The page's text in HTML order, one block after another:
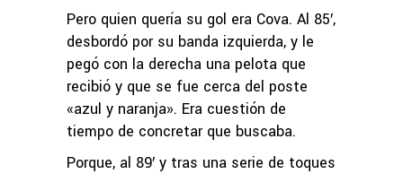
Pero quien quería su gol era Cova. Al 85′,
desbordó por su banda izquierda, y le
pegó con la derecha una pelota que
recibió y que se fue cerca del poste
«azul y naranja». Era cuestión de
tiempo de concretar que buscaba.
Porque, al 89′ y tras una serie de toques